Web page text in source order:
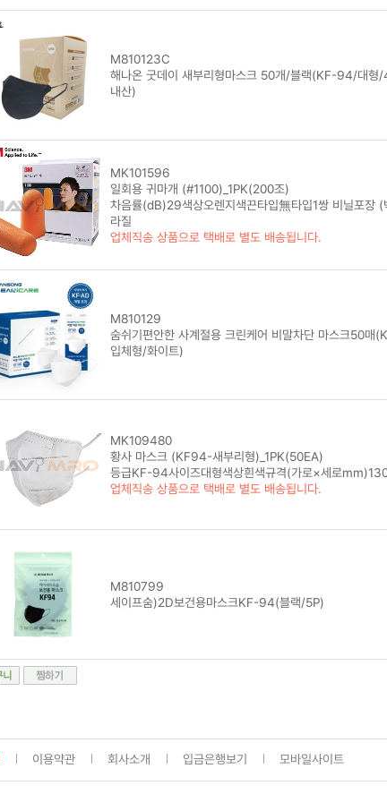
M810123C
해나온 굿데이 새부리형마스크 50개/블랙(KF-94/대형
내산)
MK101596
일회용 귀마개 (#1100)_1PK(200조)
차음률(dB)29색상오렌지색끈타입無타입1쌍 비닐포장 (
라질
업체직송 상품으로 택배로 별도 배송됩니다.
M810129
숨쉬기편안한 사계절용 크린케어 비말차단 마스크50매
입체형/화이트)
MK109480
황사 마스크 (KF94-새부리형)_1PK(50EA)
등급KF-94사이즈대형색상흰색규격(가로×세로
업체직송 상품으로 택배로 별도 배송됩니다.
M810799
세이프숨)2D보건용마스크KF-94(블랙/5P)
이용약관 회사소개 입금은행보기 모바일사이트